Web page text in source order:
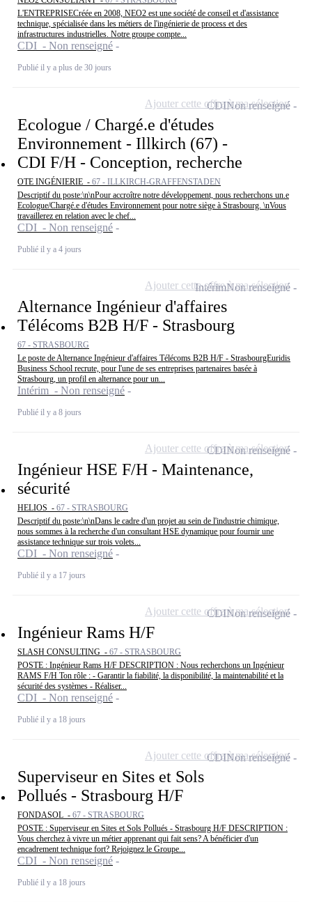
L'ENTREPRISECréée en 2008, NEO2 est une société de conseil et d'assistance
technique, spécialisée dans les métiers de l'ingénierie de process et des
infrastructures industrielles. Notre groupe compte...
CDI - Non renseigné
Publié il y a plus de 30 jours
Ecologue / Chargé.e d'études
Environnement - Illkirch (67) -
CDI F/H - Conception, recherche
OTE INGÉNIERIE - 67 - ILLKIRCH-GRAFFENSTADEN
Descriptif du poste:\n\nPour accroître notre développement, nous recherchons un.e
Ecologue/Chargé.e d'études Environnement pour notre siège à Strasbourg. \nVous
travaillerez en relation avec le chef...
CDI - Non renseigné
Publié il y a 4 jours
CDINon renseigné
Ajouter cette offre à ma sélection
Alternance Ingénieur d'affaires
Télécoms B2B H/F - Strasbourg
67 - STRASBOURG
Le poste de Alternance Ingénieur d'affaires Télécoms B2B H/F - StrasbourgEuridis
Business School recrute, pour l'une de ses entreprises partenaires basée à
Strasbourg, un profil en alternance pour un...
Intérim - Non renseigné
Publié il y a 8 jours
IntérimNon renseigné
Ajouter cette offre à ma sélection
Ingénieur HSE F/H - Maintenance,
sécurité
HELIOS - 67 - STRASBOURG
Descriptif du poste:\n\nDans le cadre d'un projet au sein de l'industrie chimique,
nous sommes à la recherche d'un consultant HSE dynamique pour fournir une
assistance technique sur trois volets...
CDI - Non renseigné
Publié il y a 17 jours
CDINon renseigné
Ajouter cette offre à ma sélection
Ingénieur Rams H/F
SLASH CONSULTING - 67 - STRASBOURG
POSTE : Ingénieur Rams H/F DESCRIPTION : Nous recherchons un Ingénieur
RAMS F/H Ton rôle : - Garantir la fiabilité, la disponibilité, la maintenabilité et la
sécurité des systèmes - Réaliser...
CDI - Non renseigné
Publié il y a 18 jours
CDINon renseigné
Ajouter cette offre à ma sélection
Superviseur en Sites et Sols
Pollués - Strasbourg H/F
FONDASOL - 67 - STRASBOURG
POSTE : Superviseur en Sites et Sols Pollués - Strasbourg H/F DESCRIPTION :
Vous cherchez à vivre un métier apprenant qui fait sens? A bénéficier d'un
encadrement technique fort? Rejoignez le Groupe...
CDI - Non renseigné
Publié il y a 18 jours
CDINon renseigné
Ajouter cette offre à ma sélection